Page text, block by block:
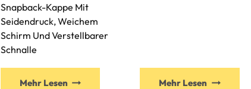
Snapback-Kappe Mit
Seidendruck, Weichem
Schirm Und Verstellbarer
Schnalle
Mehr Lesen Mehr Lesen